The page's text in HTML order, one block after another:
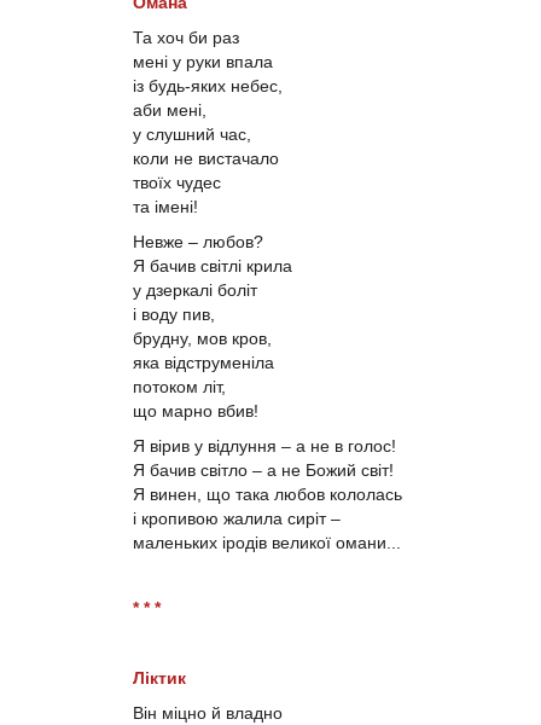
Та хоч би раз
мені у руки впала
із будь-яких небес,
аби мені,
у слушний час,
коли не вистачало
твоїх чудес
та імені!
Невже – любов?
Я бачив світлі крила
у дзеркалі боліт
і воду пив,
брудну, мов кров,
яка відструменіла
потоком літ,
що марно вбив!
Я вірив у відлуння – а не в голос!
Я бачив світло – а не Божий світ!
Я винен, що така любов кололась
і кропивою жалила сиріт –
маленьких іродів великої омани...
* * *
Ліктик
Він міцно й владно